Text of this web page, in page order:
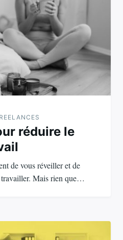
réduire le
de vous réveiller et de
Mais rien que…